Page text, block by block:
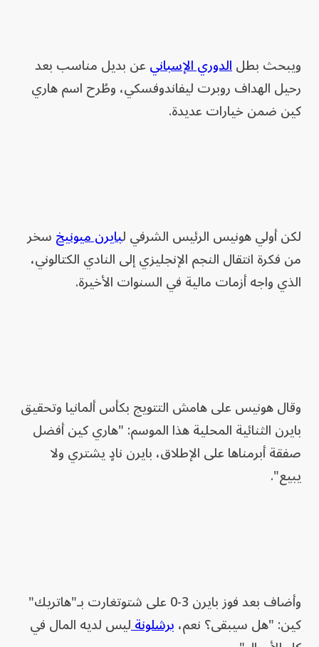
ويبحث بطلالدوري الإسبانيعن بديل مناسب بعد
رحيل الهداف روبرت ليفاندوفسكي، وطُرح اسم هاري
كين ضمن خيارات عديدة.
لكن أولي هونيس الرئيس الشرفي لبايرن ميونيخسخر
من فكرة انتقال النجم الإنجليزي إلى النادي الكتالوني،
الذي واجه أزمات مالية في السنوات الأخيرة.
وقال هونيس على هامش التتويج بكأس ألمانيا وتحقيق
بايرن الثنائية المحلية هذا الموسم: "هاري كين أفضل
صفقة أبرمناها على الإطلاق، بايرن نادٍ يشتري ولا
يبيع".
وأضاف بعد فوز بايرن 3-0 على شتوتغارت بـ"هاتريك"
كين: "هل سيبقى؟ نعم،برشلونةليس لديه المال في